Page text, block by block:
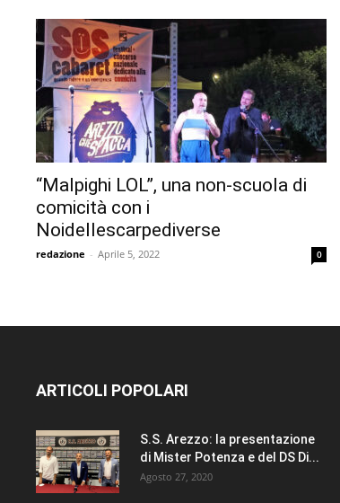
“Malpighi LOL”, una non-scuola di
comicità con i
Noidellescarpediverse
redazione - Aprile 5, 2022 0
ARTICOLI POPOLARI
S.S. Arezzo: la presentazione
di Mister Potenza e del DS Di...
Agosto 27, 2020